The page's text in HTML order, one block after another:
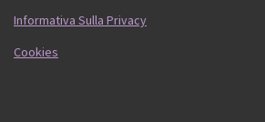
Informativa Sulla Privacy
Cookies